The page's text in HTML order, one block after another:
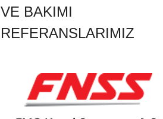
VE BAKIMI
REFERANSLARIMIZ